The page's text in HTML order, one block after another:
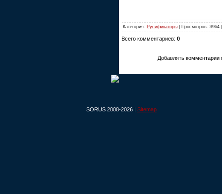
Категория: Русификаторы | Просмотров:
Всего комментариев: 0
Добавлять комментарии
SORUS 2008-2026 | Sitemap